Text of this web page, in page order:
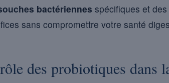
bactériennes spécifiques et
sans compromettre votre santé
des probiotiques dans